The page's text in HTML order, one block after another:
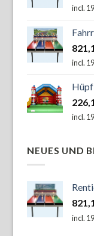
incl.
incl.
incl.
NEUES UND
incl.